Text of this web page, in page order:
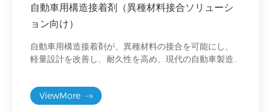
自動車用構造接着剤（異種材料接合ソリューシ
ョン向け）
自動車用構造接着剤が、異種材料の接合を可能にし、
軽量設計を改善し、耐久性を高め、現代の自動車製造
す。
ViewMore